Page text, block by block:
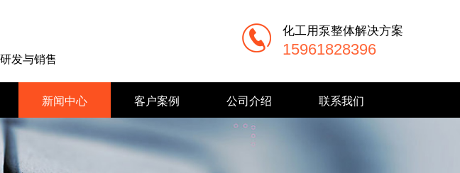
发与销售
化工用泵整体解决方案
15961828396
新闻中心 客户案例 公司介绍 联系我们